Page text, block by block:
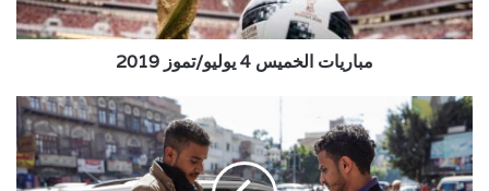
مباريات الخميس 4 يوليو/تموز 2019
أسعار
الصرف
مقابل
الريال